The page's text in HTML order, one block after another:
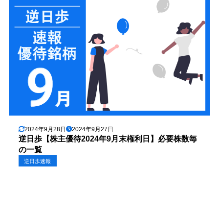
2024年9月28日 2024年9月27日
逆日歩【株主優待2024年9月末権利日】必要株数毎
の一覧
逆日歩速報